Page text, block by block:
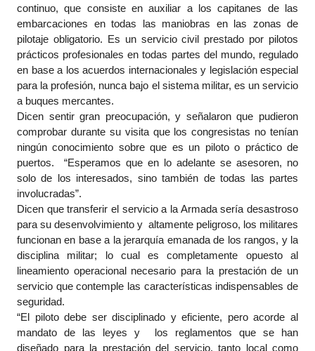
continuo, que consiste en auxiliar a los capitanes de las
embarcaciones en todas las maniobras en las zonas de
pilotaje obligatorio. Es un servicio civil prestado por pilotos
prácticos profesionales en todas partes del mundo, regulado
en base a los acuerdos internacionales y legislación especial
para la profesión, nunca bajo el sistema militar, es un servicio
a buques mercantes.
Dicen sentir gran preocupación, y señalaron que pudieron
comprobar durante su visita que los congresistas no tenían
ningún conocimiento sobre que es un piloto o práctico de
puertos. “Esperamos que en lo adelante se asesoren, no
solo de los interesados, sino también de todas las partes
involucradas”.
Dicen que transferir el servicio a la Armada sería desastroso
para su desenvolvimiento y altamente peligroso, los militares
funcionan en base a la jerarquía emanada de los rangos, y la
disciplina militar; lo cual es completamente opuesto al
lineamiento operacional necesario para la prestación de un
servicio que contemple las características indispensables de
seguridad.
“El piloto debe ser disciplinado y eficiente, pero acorde al
mandato de las leyes y los reglamentos que se han
diseñado para la prestación del servicio, tanto local como